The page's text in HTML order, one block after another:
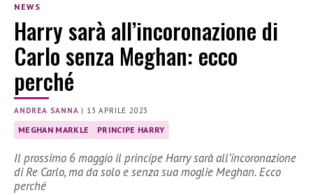
NEWS
Harry sarà all’incoronazione di
Carlo senza Meghan: ecco
perché
ANDREA SANNA | 13 APRILE 2023
MEGHAN MARKLE PRINCIPE HARRY
Il prossimo 6 maggio il principe Harry sarà all’incoronazione
di Re Carlo, ma da solo e senza sua moglie Meghan. Ecco
perché